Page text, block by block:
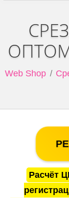
Web Shop
Расчёт